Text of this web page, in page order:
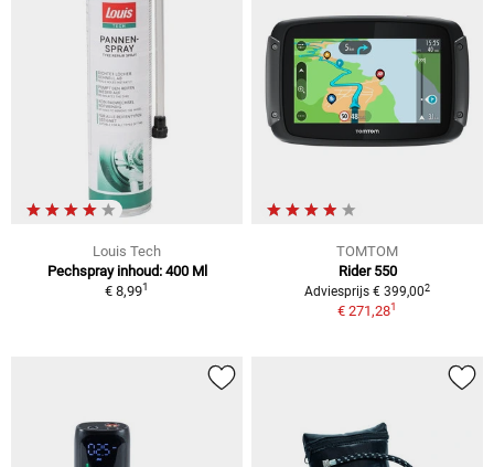
Louis Tech
Pechspray inhoud: 400 Ml
€ 8,991
TOMTOM
Rider 550
Adviesprijs € 399,002
€ 271,281